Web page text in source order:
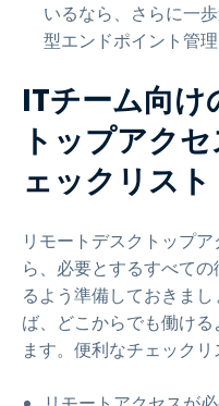
いるなら、さらに一
型エンドポイント管
ITチーム向け
トップアク
ェックリスト
リモートデスクトップ
ら、必要とするすべて
るよう準備しておきま
ば、どこからでも働け
ます。便利なチェックリ